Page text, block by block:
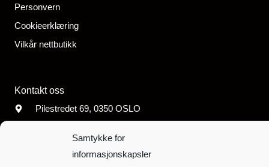
Samtykke for
informasjonskapsler
Personvern
Cookieerklæring
Vilkår nettbutikk
Kontakt oss
Pilestredet 69, 0350 OSLO
Org. nr. 960 474074